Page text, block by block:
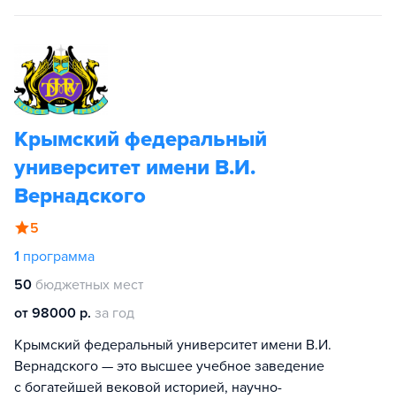
Крымский федеральный
университет имени В.И.
Вернадского
5
1 программа
50 бюджетных мест
от 98000 р. за год
Крымский федеральный университет имени В.И.
Вернадского — это высшее учебное заведение
с богатейшей вековой историей, научно-